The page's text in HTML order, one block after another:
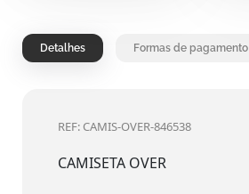
Detalhes Formas de pagamento
REF: CAMIS-OVER-846538
CAMISETA OVER